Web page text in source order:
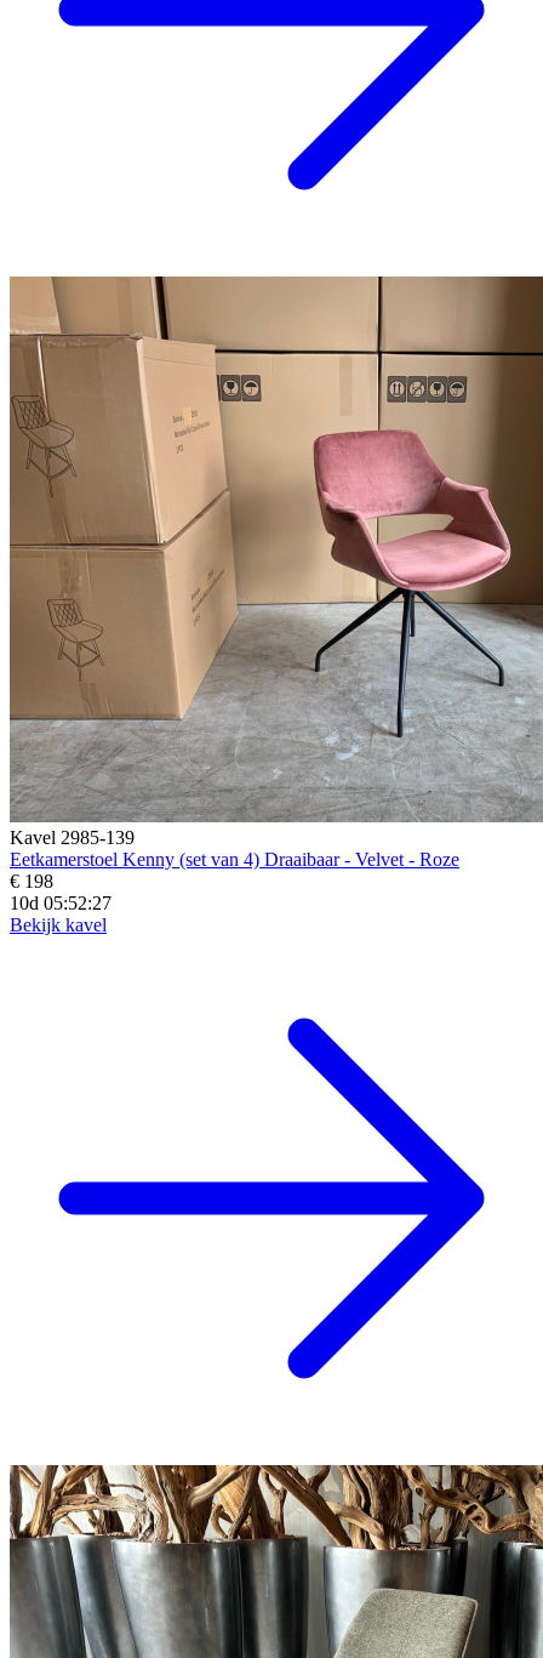
Kavel 2985-139
Eetkamerstoel Kenny (set van 4) Draaibaar - Velvet - Roze
€ 198
10d 05:52:25
Bekijk kavel